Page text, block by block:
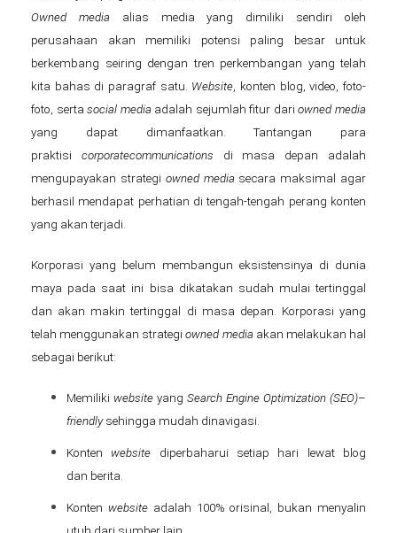
Owned media alias media yang dimiliki sendiri oleh
perusahaan akan memiliki potensi paling besar untuk
berkembang seiring dengan tren perkembangan yang telah
kita bahas di paragraf satu. Website , konten blog, video, foto-
foto, sertasocial media adalah sejumlah fitur dariowned media
yang dapat dimanfaatkan. Tantangan para
praktisi corporatecommunications di masa depan adalah
mengupayakan strategi owned media secara maksimal agar
berhasil mendapat perhatian di tengah-tengah perang konten
yang akan terjadi.
Korporasi yang belum membangun eksistensinya di dunia
maya pada saat ini bisa dikatakan sudah mulai tertinggal
dan akan makin tertinggal di masa depan. Korporasi yang
telah menggunakan strategiowned media akan melakukan hal
sebagai berikut:
Memiliki website yang Search Engine Optimization (SEO)–
friendlysehingga mudah dinavigasi.
Konten website diperbaharui setiap hari lewat blog
dan berita.
Konten websiteadalah 100% orisinal, bukan menyalin